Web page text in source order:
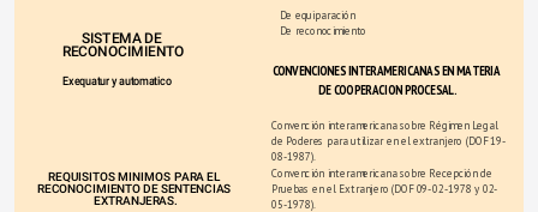
De equiparación
De reconocimiento
SISTEMA DE
RECONOCIMIENTO
CONVENCIONES INTERAMERICANAS EN MATERIA
DE COOPERACION PROCESAL.
Exequatur y automatico
Convención interamericana sobre Régimen Legal
de Poderes para utilizar en el extranjero (DOF 19-
08-1987).
Convención interamericana sobre Recepción de
Pruebas en el Extranjero (DOF 09-02-1978 y 02-
05-1978).
REQUISITOS MINIMOS PARA EL
RECONOCIMIENTO DE SENTENCIAS
EXTRANJERAS.